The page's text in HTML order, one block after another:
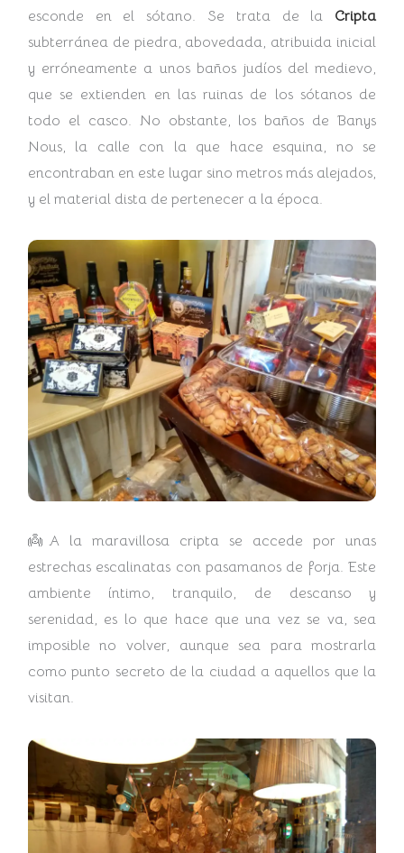
esconde en el sótano. Se trata de la Cripta
subterránea de piedra, abovedada, atribuida inicial
y erróneamente a unos baños judíos del medievo,
que se extienden en las ruinas de los sótanos de
todo el casco. No obstante, los baños de Banys
Nous, la calle con la que hace esquina, no se
encontraban en este lugar sino metros más alejados,
y el material dista de pertenecer a la época.
👼A la maravillosa cripta se accede por unas
estrechas escalinatas con pasamanos de forja. Este
ambiente íntimo, tranquilo, de descanso y
serenidad, es lo que hace que una vez se va, sea
imposible no volver, aunque sea para mostrarla
como punto secreto de la ciudad a aquellos que la
visitan.